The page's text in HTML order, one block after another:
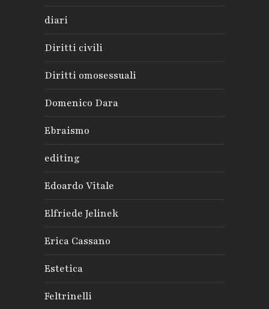
diari
Diritti civili
Diritti omosessuali
Domenico Dara
Ebraismo
editing
Edoardo Vitale
Elfriede Jelinek
Erica Cassano
Estetica
Feltrinelli